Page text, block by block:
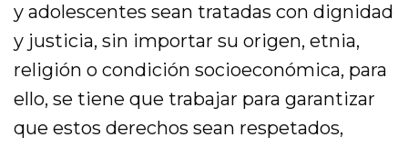
y adolescentes sean tratadas con dignidad
y justicia, sin importar su origen, etnia,
religión o condición socioeconómica, para
ello, se tiene que trabajar para garantizar
que estos derechos sean respetados,